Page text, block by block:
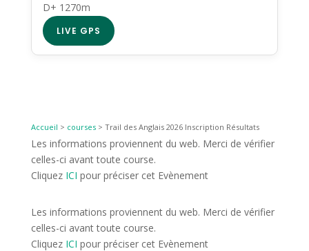
D+ 1270m
LIVE GPS
Accueil > courses> Trail des Anglais 2026 Inscription Résultats
Les informations proviennent du web. Merci de vérifier
celles-ci avant toute course.
Cliquez ICI pour préciser cet Evènement
Les informations proviennent du web. Merci de vérifier
celles-ci avant toute course.
Cliquez ICI pour préciser cet Evènement